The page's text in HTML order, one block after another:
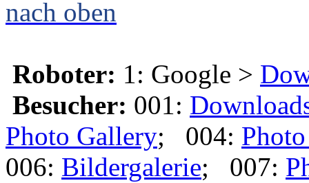
nach oben
Roboter: 1: Google >
Besucher: 001:
Photo Gallery; 004:
006: Bildergalerie; 007: